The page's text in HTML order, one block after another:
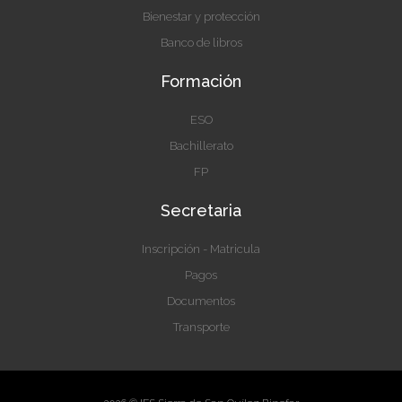
Bienestar y protección
Banco de libros
Formación
ESO
Bachillerato
FP
Secretaria
Inscripción - Matricula
Pagos
Documentos
Transporte